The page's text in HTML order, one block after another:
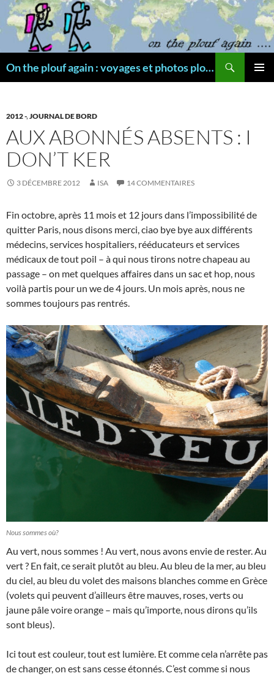
Aller
au
contenu
On the plouf again : voyages et photos plongée
2012 -,JOURNAL DE BORD
AUX ABONNÉS ABSENTS : I
DON’T KER
3 DÉCEMBRE 2012 ISA 14 COMMENTAIRES
Fin octobre, après 11 mois et 12 jours dans l’impossibilité de
quitter Paris, nous disons merci, ciao bye bye aux différents
médecins, services hospitaliers, rééducateurs et services
médicaux de tout poil – à qui nous tirons notre chapeau au
passage – on met quelques affaires dans un sac et hop, nous
voilà partis pour un we de 4 jours. Un mois après, nous ne
sommes toujours pas rentrés.
Nous sommes où?
Au vert, nous sommes ! Au vert, nous avons envie de rester. Au
vert ? En fait, ce serait plutôt au bleu. Au bleu de la mer, au bleu
du ciel, au bleu du volet des maisons blanches comme en Grèce
(volets qui peuvent d’ailleurs être mauves, roses, verts ou
jaune pâle voire orange – mais qu’importe, nous dirons qu’ils
sont bleus).
Ici tout est couleur, tout est lumière. Et comme cela n’arrête pas
de changer, on est sans cesse étonnés. C’est comme si nous